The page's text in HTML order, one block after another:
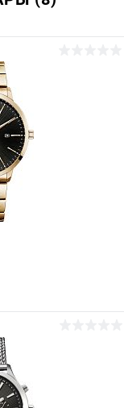
Сравнение